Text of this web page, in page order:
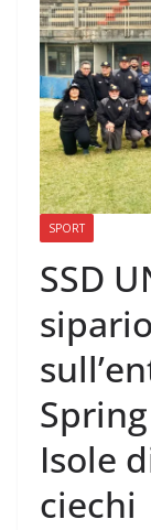
SPORT
SSD
sipario
Isole
ciechi